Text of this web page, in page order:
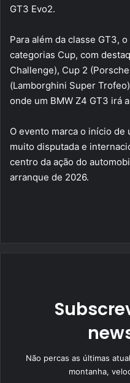
GT3 Evo2.
Para além da classe GT3,
categorias Cup, com
Challenge), Cup 2
(Lamborghini Super
onde um BMW Z4 GT3 irá
O evento marca o início de
muito disputada e
centro da ação do
arranque de 2026.
Não percas as últimas
montanha,